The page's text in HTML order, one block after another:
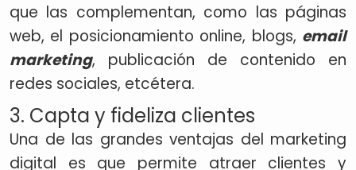
que las complementan, como las páginas
web, el posicionamiento online, blogs, email
marketing, publicación de contenido en
redes sociales, etcétera.
3. Capta y fideliza clientes
Una de las grandes ventajas del marketing
digital es que permite atraer clientes y